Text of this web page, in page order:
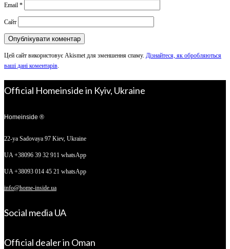
Email *
Сайт
Цей сайт використовує Akismet для зменшення спаму. Дізнайтеся, як обробляються
ваші дані коментарів.
Official Homeinside in Kyiv, Ukraine
Homeinside ®
22-ya Sadovaya 97 Kiev, Ukraine
UA +38096 39 32 911 whatsApp
UA +38093 014 45 21 whatsApp
info@home-inside.ua
Social media UA
Official dealer in Oman